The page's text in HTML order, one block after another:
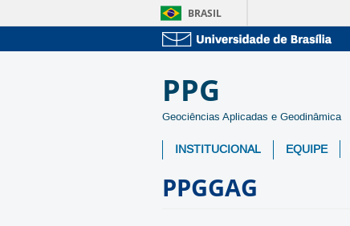
BRASIL
PPG
Geociências Aplicadas e Geodinâmica
INSTITUCIONAL EQUIPE
PPGGAG